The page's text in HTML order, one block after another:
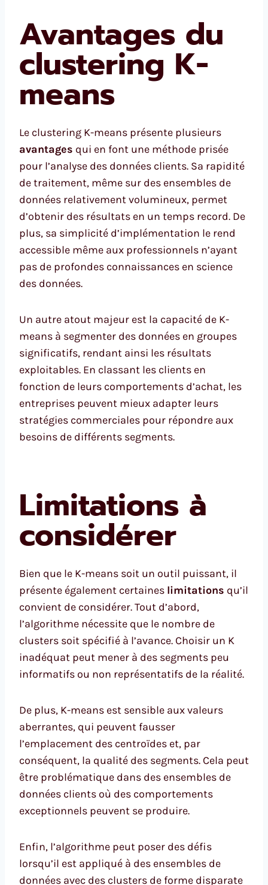
Avantages du
clustering K-
means
Le clustering K-means présente plusieurs
avantages qui en font une méthode prisée
pour l’analyse des données clients. Sa rapidité
de traitement, même sur des ensembles de
données relativement volumineux, permet
d’obtenir des résultats en un temps record. De
plus, sa simplicité d’implémentation le rend
accessible même aux professionnels n’ayant
pas de profondes connaissances en science
des données.
Un autre atout majeur est la capacité de K-
means à segmenter des données en groupes
significatifs, rendant ainsi les résultats
exploitables. En classant les clients en
fonction de leurs comportements d’achat, les
entreprises peuvent mieux adapter leurs
stratégies commerciales pour répondre aux
besoins de différents segments.
Limitations à
considérer
Bien que le K-means soit un outil puissant, il
présente également certaines limitations qu’il
convient de considérer. Tout d’abord,
l’algorithme nécessite que le nombre de
clusters soit spécifié à l’avance. Choisir un K
inadéquat peut mener à des segments peu
informatifs ou non représentatifs de la réalité.
De plus, K-means est sensible aux valeurs
aberrantes, qui peuvent fausser
l’emplacement des centroïdes et, par
conséquent, la qualité des segments. Cela peut
être problématique dans des ensembles de
données clients où des comportements
exceptionnels peuvent se produire.
Enfin, l’algorithme peut poser des défis
lorsqu’il est appliqué à des ensembles de
données avec des clusters de forme disparate